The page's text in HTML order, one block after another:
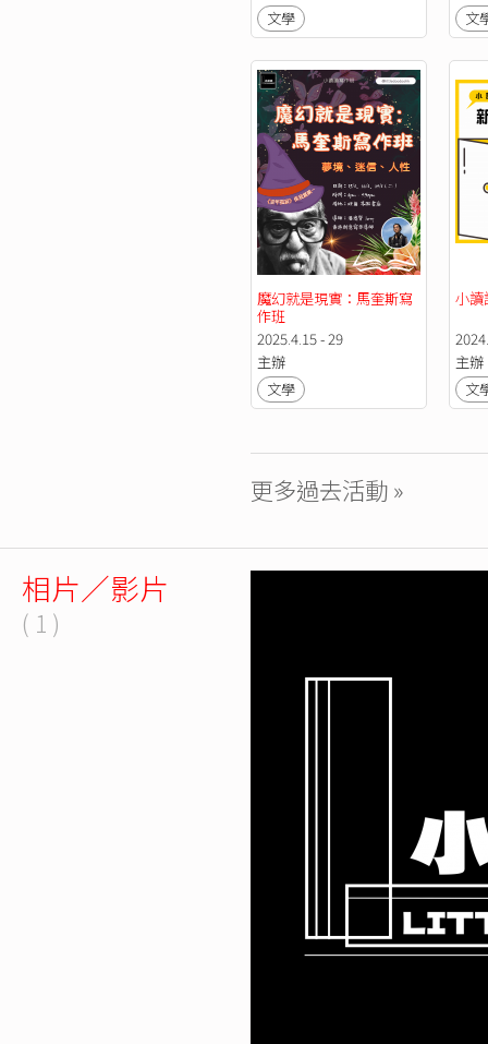
文學
文
魔幻就是現實：馬奎斯寫
作班
2025.4.15 - 29
主辦
文學
小讀
主辦
文
更多過去活動 »
相片／影片
( 1 )